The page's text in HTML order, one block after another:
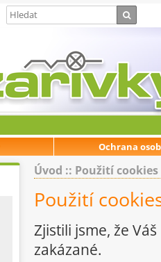
Ochrana
Úvod :: Použití cookies
Použití
Zjistili jsme, že
zakázané.